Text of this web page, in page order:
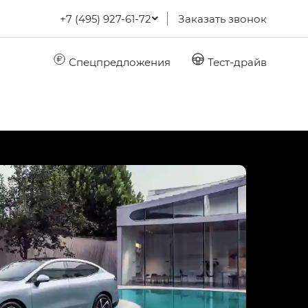
+7 (495) 927-61-72 Заказать звонок
Спецпредложения Тест-драйв